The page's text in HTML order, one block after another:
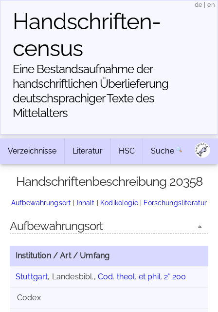
Handschriften­
census
Eine Bestandsaufnahme der
handschriftlichen Über­lieferung
deutschsprachiger Texte des
Mittelalters
de en
Verzeichnisse Literatur HSC Suche
Handschriftenbeschreibung 20358
Aufbewahrungsort | Inhalt | Kodikologie| Forschungsliteratur
Aufbewahrungsort
Institution / Art / Umfang
Stuttgart, Landesbibl., Cod. theol. et phil. 2° 200
Codex